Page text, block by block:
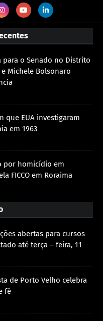
para o Senado no Distrito
e Michele Bolsonaro
que EUA investigaram
em 1963
por homicídio em
FICCO em Roraima
abertas para cursos
até terça – feira, 11
de Porto Velho celebra
fé